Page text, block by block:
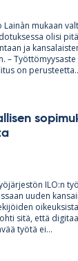
Lainàn mu­kaan
olisi
ja
– Työt­tö­myy­saste
on
ILO:n
uu­den
sitä, että
työtä ei...